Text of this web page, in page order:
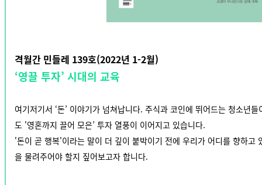
격월간 민들레 139호(2022년 1-2월)
‘영끌 투자’ 시대의 교육
여기저기서 ‘돈’ 이야기가 넘쳐납니다. 주식과 코인에 뛰어드는 청소년
도 '영혼까지 끌어 모은’ 투자 열풍이 이어지고 있습니다.
'돈이 곧 행복'이라는 말이 더 깊이 붙박이기 전에 우리가 어디를 향하고
을 물려주어야 할지 짚어보고자 합니다.